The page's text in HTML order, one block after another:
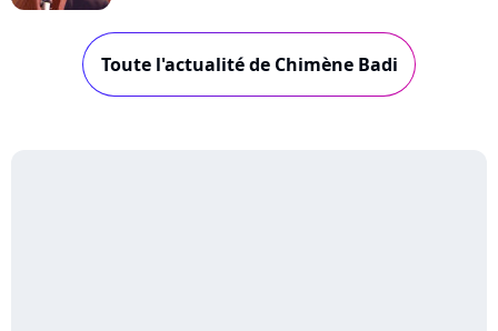
Toute l'actualité de Chimène Badi